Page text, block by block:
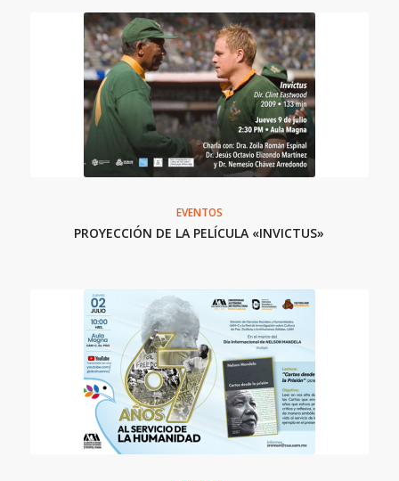
EVENTOS
PROYECCIÓN DE LA PELÍCULA «INVICTUS»